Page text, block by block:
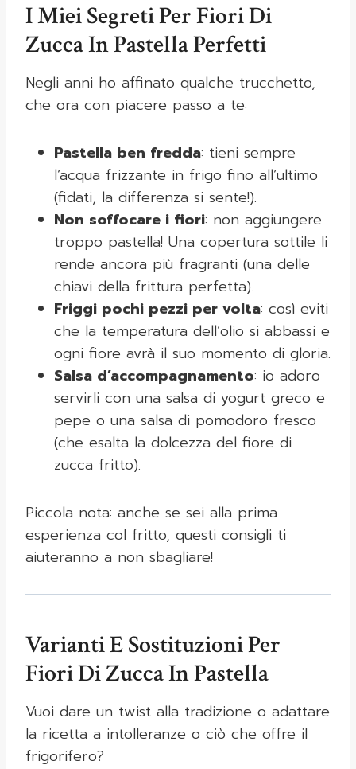
I Miei Segreti Per Fiori Di
Zucca In Pastella Perfetti
Negli anni ho affinato qualche trucchetto,
che ora con piacere passo a te:
Pastella ben fredda: tieni sempre
l’acqua frizzante in frigo fino all’ultimo
(fidati, la differenza si sente!).
Non soffocare i fiori: non aggiungere
troppo pastella! Una copertura sottile li
rende ancora più fragranti (una delle
chiavi della frittura perfetta).
Friggi pochi pezzi per volta: così eviti
che la temperatura dell’olio si abbassi e
ogni fiore avrà il suo momento di gloria.
Salsa d’accompagnamento: io adoro
servirli con una salsa di yogurt greco e
pepe o una salsa di pomodoro fresco
(che esalta la dolcezza del fiore di
zucca fritto).
Piccola nota: anche se sei alla prima
esperienza col fritto, questi consigli ti
aiuteranno a non sbagliare!
Varianti E Sostituzioni Per
Fiori Di Zucca In Pastella
Vuoi dare un twist alla tradizione o adattare
la ricetta a intolleranze o ciò che offre il
frigorifero?